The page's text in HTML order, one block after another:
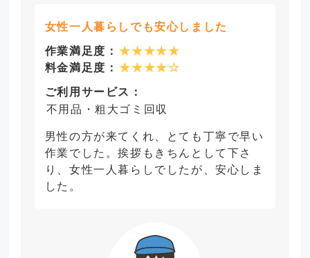
女性一人暮らしでも安心しました
作業満足度： ★★★★★
料金満足度： ★★★★☆
ご利用サービス：
不用品・粗大ゴミ回収
男性の方が来てくれ、とても丁寧で早い
作業でした。挨拶もきちんとして下さ
り、女性一人暮らしでしたが、安心しま
した。